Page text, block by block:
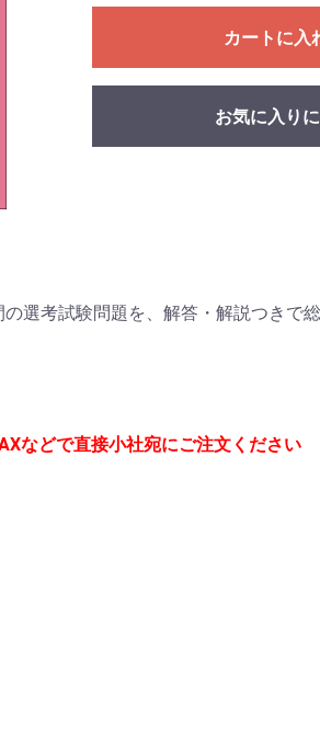
カートに入
お気に入り
選考試験問題を、解答・解説つきで総
などで直接小社宛にご注文ください